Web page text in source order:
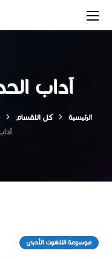
آداب
الرئيسية كل الاقسام
موسوعة اللاهوت الأدبي